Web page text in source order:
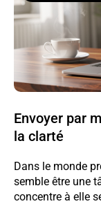
Envoyer par
la clarté
Dans le monde
semble être une
concentre à elle